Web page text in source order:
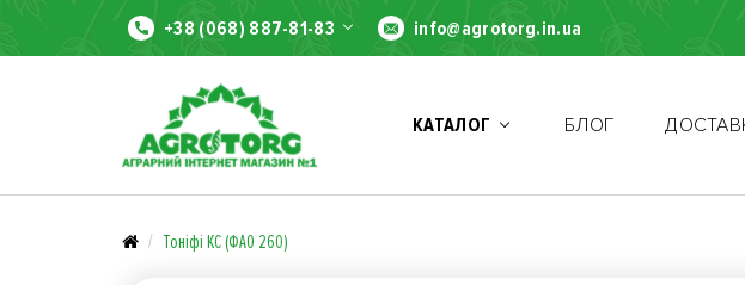
+38 (068) 887-81-83 info@agrotorg.in.ua
КАТАЛОГ БЛОГ
Тоніфі КС (ФАО 260)